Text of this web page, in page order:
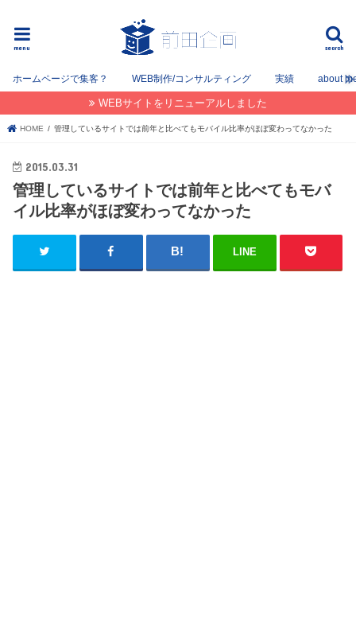
search
menu
ホームページで集客？ WEB制作/コンサルティング 実績 about
WEBサイトをリニューアルしました
HOME 管理しているサイトでは前年と比べてもモバイル比率がほぼ変わってなかった
2015.03.31
管理しているサイトでは前年と比べてもモバ
イル比率がほぼ変わってなかった
LINE